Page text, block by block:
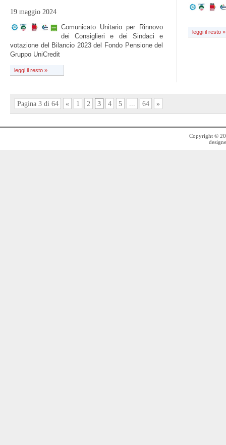
19 maggio 2024
Comunicato Unitario per Rinnovo
dei Consiglieri e dei Sindaci e
votazione del Bilancio 2023 del Fondo Pensione del
Gruppo UniCredit
leggi il resto »
leggi il resto »
Pagina 3 di 64 « 1 2 3 4 5 64 »
Copyright ©